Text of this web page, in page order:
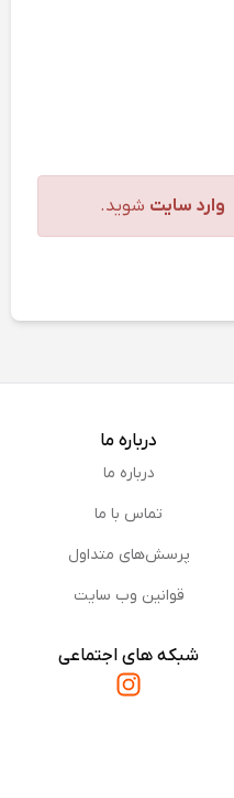
وارد سایت شوید.
درباره ما
درباره ما
تماس با ما
پرسش‌های متداول
قوانین وب سایت
شبکه های اجتماعی